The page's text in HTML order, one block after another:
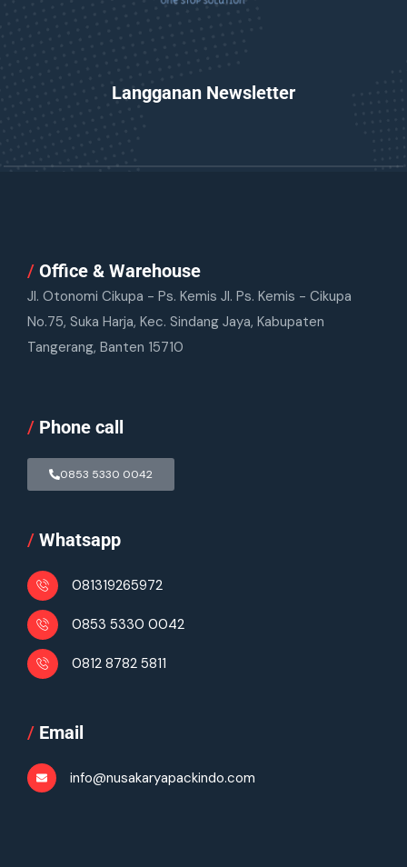
Langganan Newsletter
/ Office & Warehouse
Jl. Otonomi Cikupa - Ps. Kemis Jl. Ps. Kemis - Cikupa
No.75, Suka Harja, Kec. Sindang Jaya, Kabupaten
Tangerang, Banten 15710
/ Phone call
0853 5330 0042
/ Whatsapp
081319265972
0853 5330 0042
0812 8782 5811
/ Email
info@nusakaryapackindo.com